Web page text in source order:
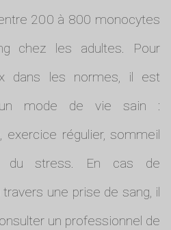
200 à 800 monocytes
chez les adultes. Pour
dans les normes, il est
un mode de vie sain :
exercice régulier, sommeil
du stress. En cas de
une prise de sang, il
un professionnel de